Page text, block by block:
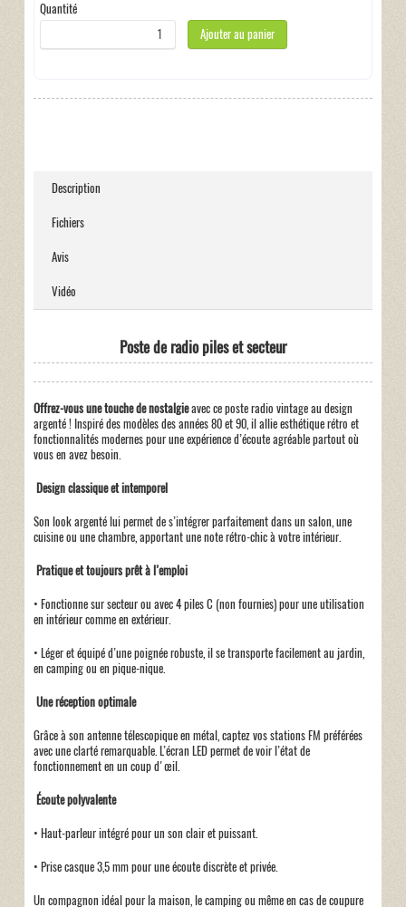
Quantité
Ajouter au panier
Description
Fichiers
Avis
Vidéo
Poste de radio piles et secteur
Offrez-vous une touche de nostalgieavec ce poste radio vintage au design
argenté ! Inspiré des modèles des années 80 et 90, il allie esthétique rétro et
fonctionnalités modernes pour une expérience d’écoute agréable partout où
vous en avez besoin.
Design classique et intemporel
Son look argenté lui permet de s’intégrer parfaitement dans un salon, une
cuisine ou une chambre, apportant une note rétro-chic à votre intérieur.
Pratique et toujours prêt à l’emploi
• Fonctionne sur secteur ou avec 4 piles C (non fournies) pour une utilisation
en intérieur comme en extérieur.
• Léger et équipé d’une poignée robuste, il se transporte facilement au jardin,
en camping ou en pique-nique.
Une réception optimale
Grâce à son antenne télescopique en métal, captez vos stations FM préférées
avec une clarté remarquable. L’écran LED permet de voir l’état de
fonctionnement en un coup d'œil.
Écoute polyvalente
• Haut-parleur intégré pour un son clair et puissant.
• Prise casque 3,5 mm pour une écoute discrète et privée.
Un compagnon idéal pour la maison, le camping ou même en cas de coupure